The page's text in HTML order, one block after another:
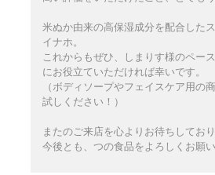
米ぬか由来の高保湿成分を配合した
イナホ。
これからもぜひ、しまりす様のペー
にお役立ていただければ幸いです。
（ボディソープやフェイスケア用の
試しください！）
またのご来店を心よりお待ちしており
今後とも、つの食品をよろしくお願い